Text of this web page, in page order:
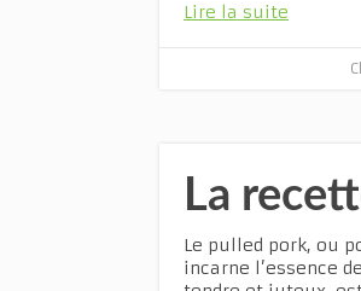
Lire la suite
La
Le pulled pork, ou
incarne l’essence